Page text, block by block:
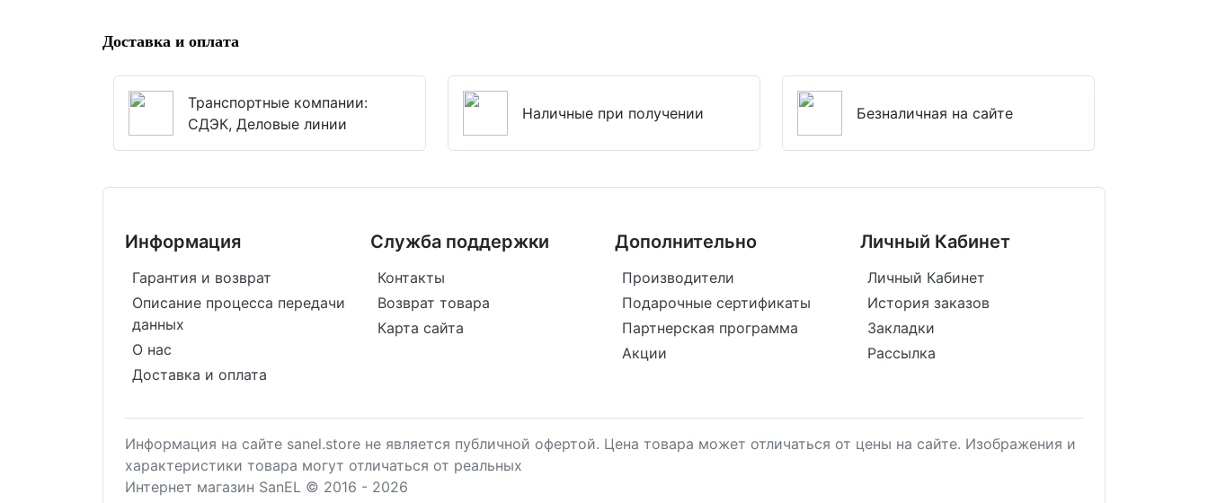
Доставка и оплата
Транспортные компании:
СДЭК, Деловые линии
Наличные при получении Безналичная на сайте
Информация
Гарантия и возврат
Описание процесса передачи
данных
О нас
Доставка и оплата
Служба поддержки
Контакты
Возврат товара
Карта сайта
Дополнительно
Производители
Подарочные сертификаты
Партнерская программа
Акции
Личный Кабинет
Личный Кабинет
История заказов
Закладки
Рассылка
Информация на сайте sanel.store не является публичной офертой. Цена товара может отличаться от цены на сайте. Изображения и
характеристики товара могут отличаться от реальных
Интернет магазин SanEL © 2016 - 2026